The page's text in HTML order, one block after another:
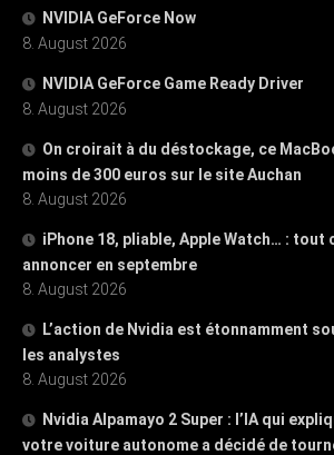
NVIDIA GeForce Now
8. August 2026
NVIDIA GeForce Game Ready Driver
8. August 2026
On croirait à du déstockage, ce
moins de 300 euros sur le site Auchan
8. August 2026
iPhone 18, pliable, Apple Watch… : tout
annoncer en septembre
8. August 2026
L’action de Nvidia est étonnamment
les analystes
8. August 2026
Nvidia Alpamayo 2 Super : l’IA qui
votre voiture autonome a décidé de